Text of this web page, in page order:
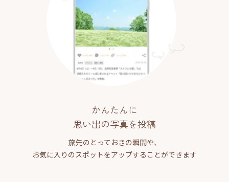
かんたんに
思い出の写真を投稿
旅先のとっておきの瞬間や、
お気に入りのスポットをアップすることができます